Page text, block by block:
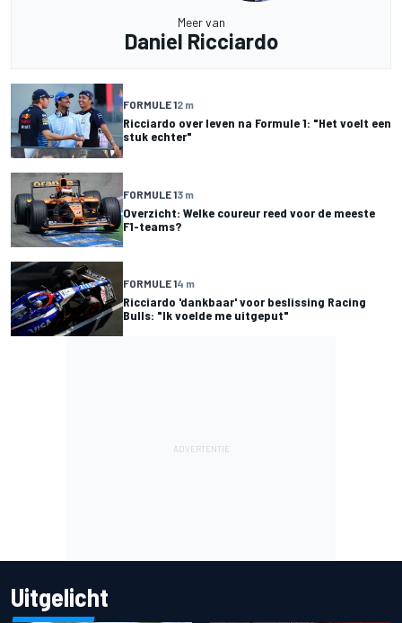
Meer van
Daniel Ricciardo
FORMULE 12 m
Ricciardo over leven na Formule 1: "Het voelt een
stuk echter"
FORMULE 13 m
Overzicht: Welke coureur reed voor de meeste
F1-teams?
FORMULE 14 m
Ricciardo 'dankbaar' voor beslissing Racing
Bulls: "Ik voelde me uitgeput"
Uitgelicht